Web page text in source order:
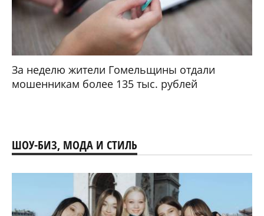
За неделю жители Гомельщины отдали
мошенникам более 135 тыс. рублей
ШОУ-БИЗ, МОДА И СТИЛЬ